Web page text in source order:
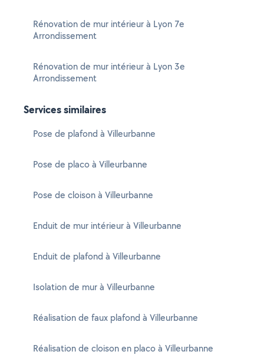
Rénovation de mur intérieur à Lyon 7e
Arrondissement
Rénovation de mur intérieur à Lyon 3e
Arrondissement
Services similaires
Pose de plafond à Villeurbanne
Pose de placo à Villeurbanne
Pose de cloison à Villeurbanne
Enduit de mur intérieur à Villeurbanne
Enduit de plafond à Villeurbanne
Isolation de mur à Villeurbanne
Réalisation de faux plafond à Villeurbanne
Réalisation de cloison en placo à Villeurbanne